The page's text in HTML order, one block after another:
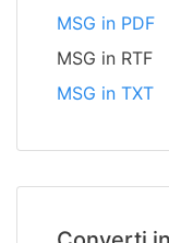
MSG in PDF
MSG in RTF
MSG in TXT